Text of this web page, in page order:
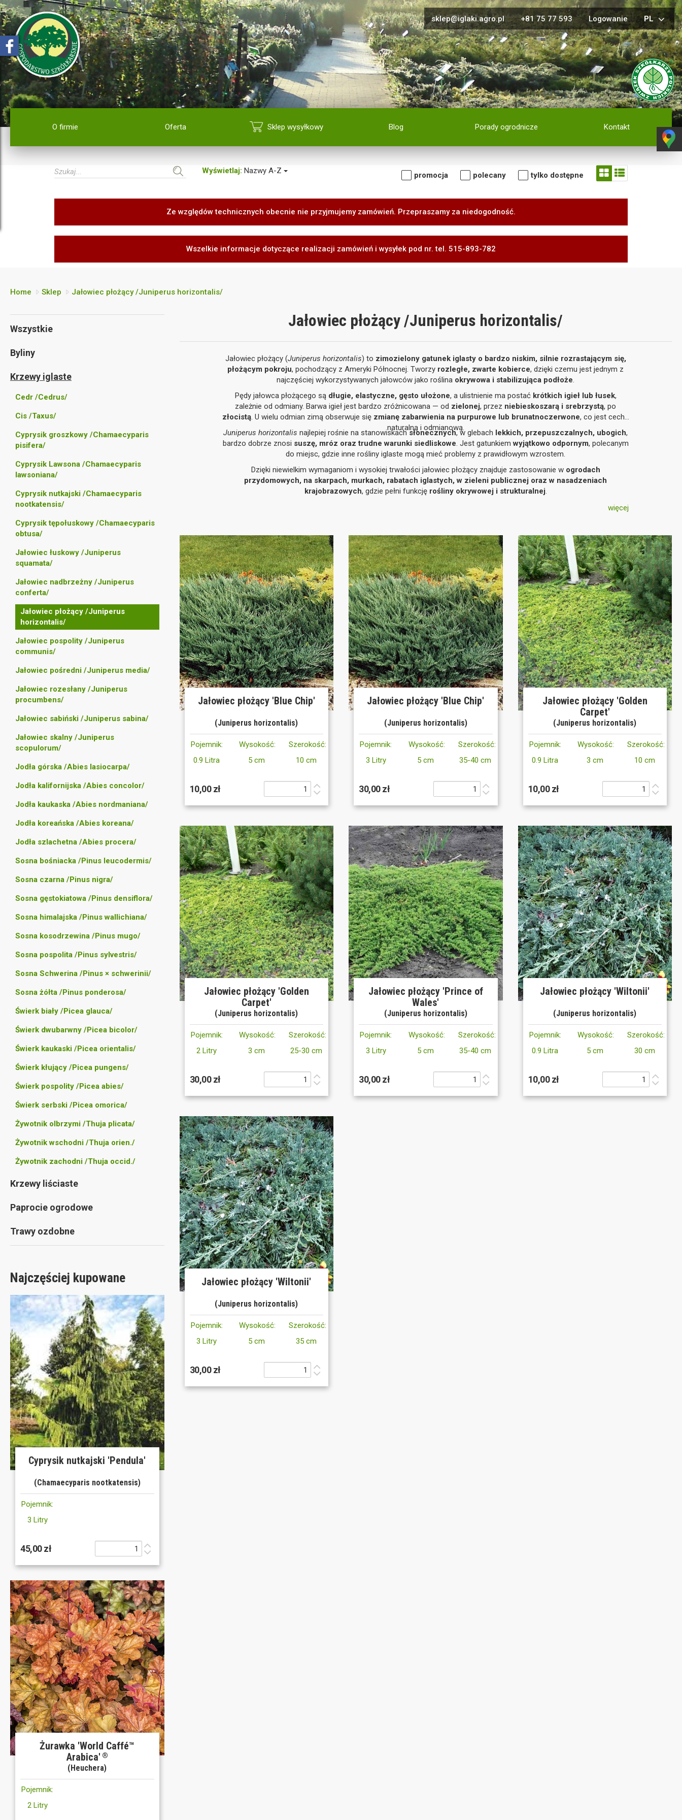
sklep@iglaki.agro.pl +81 75 77 593 Logowanie PL
O firmie Oferta Sklep wysyłkowy Blog Porady ogrodnicze Kontakt
Wyświetlaj: Nazwy A-Z promocja polecany tylko dostępne
Ze względów technicznych obecnie nie przyjmujemy zamówień. Przepraszamy za niedogodność.
Wszelkie informacje dotyczące realizacji zamówień i wysyłek pod nr. tel. 515-893-782
Home Sklep Jałowiec płożący /Juniperus horizontalis/
Wszystkie
Byliny
Krzewy iglaste
Cedr /Cedrus/
Cis /Taxus/
Cyprysik groszkowy /Chamaecyparis
pisifera/
Cyprysik Lawsona /Chamaecyparis
lawsoniana/
Cyprysik nutkajski /Chamaecyparis
nootkatensis/
Cyprysik tępołuskowy /Chamaecyparis
obtusa/
Jałowiec łuskowy /Juniperus
squamata/
Jałowiec nadbrzeżny /Juniperus
conferta/
Jałowiec płożący /Juniperus
horizontalis/
Jałowiec pospolity /Juniperus
communis/
Jałowiec pośredni /Juniperus media/
Jałowiec rozesłany /Juniperus
procumbens/
Jałowiec sabiński /Juniperus sabina/
Jałowiec skalny /Juniperus
scopulorum/
Jodła górska /Abies lasiocarpa/
Jodła kalifornijska /Abies concolor/
Jodła kaukaska /Abies nordmaniana/
Jodła koreańska /Abies koreana/
Jodła szlachetna /Abies procera/
Sosna bośniacka /Pinus leucodermis/
Sosna czarna /Pinus nigra/
Sosna gęstokiatowa /Pinus densiflora/
Sosna himalajska /Pinus wallichiana/
Sosna kosodrzewina /Pinus mugo/
Sosna pospolita /Pinus sylvestris/
Sosna Schwerina /Pinus × schwerinii/
Sosna żółta /Pinus ponderosa/
Świerk biały /Picea glauca/
Świerk dwubarwny /Picea bicolor/
Świerk kaukaski /Picea orientalis/
Świerk kłujący /Picea pungens/
Świerk pospolity /Picea abies/
Świerk serbski /Picea omorica/
Żywotnik olbrzymi /Thuja plicata/
Żywotnik wschodni /Thuja orien./
Żywotnik zachodni /Thuja occid./
Krzewy liściaste
Paprocie ogrodowe
Trawy ozdobne
Najczęściej kupowane
Cyprysik nutkajski 'Pendula'
(Chamaecyparis nootkatensis)
Pojemnik:
3 Litry
45,00 zł
Żurawka 'World Caffé™
Arabica' ®
(Heuchera)
Pojemnik:
2 Litry
Jałowiec płożący /Juniperus horizontalis/
Jałowiec płożący (Juniperus horizontalis) to zimozielony gatunek iglasty o bardzo niskim, silnie rozrastającym się,
płożącym pokroju, pochodzący z Ameryki Północnej. Tworzy rozległe, zwarte kobierce, dzięki czemu jest jednym z
najczęściej wykorzystywanych jałowców jako roślina okrywowa i stabilizująca podłoże.
Pędy jałowca płożącego są długie, elastyczne, gęsto ułożone, a ulistnienie ma postać krótkich igieł lub łusek,
zależnie od odmiany. Barwa igieł jest bardzo zróżnicowana — od zielonej, przez niebieskoszarą i srebrzystą, po
złocistą. U wielu odmian zimą obserwuje się zmianę zabarwienia na purpurowe lub brunatnoczerwone, co jest cechą
naturalną i odmianową.
Juniperus horizontalis najlepiej rośnie na stanowiskachsłonecznych, w glebach lekkich, przepuszczalnych, ubogich,
bardzo dobrze znosi suszę, mróz oraz trudne warunki siedliskowe. Jest gatunkiemwyjątkowo odpornym, polecanym
do miejsc, gdzie inne rośliny iglaste mogą mieć problemy z prawidłowym wzrostem.
Dzięki niewielkim wymaganiom i wysokiej trwałości jałowiec płożący znajduje zastosowanie w ogrodach
przydomowych, na skarpach, murkach, rabatach iglastych, w zieleni publicznej oraz w nasadzeniach
krajobrazowych, gdzie pełni funkcję rośliny okrywowej i strukturalnej.
więcej
Jałowiec płożący 'Blue Chip'
(Juniperus horizontalis)
Pojemnik:
0.9 Litra
Wysokość:
5 cm
Szerokość:
10 cm
10,00 zł
Jałowiec płożący 'Blue Chip'
(Juniperus horizontalis)
Pojemnik:
3 Litry
Wysokość:
5 cm
Szerokość:
35-40 cm
30,00 zł
Jałowiec płożący 'Golden
Carpet'
(Juniperus horizontalis)
Pojemnik:
0.9 Litra
Wysokość:
3 cm
Szerokość:
10 cm
10,00 zł
Jałowiec płożący 'Golden
Carpet'
(Juniperus horizontalis)
Pojemnik:
2 Litry
Wysokość:
3 cm
Szerokość:
25-30 cm
30,00 zł
Jałowiec płożący 'Prince of
Wales'
(Juniperus horizontalis)
Pojemnik:
3 Litry
Wysokość:
5 cm
Szerokość:
35-40 cm
30,00 zł
Jałowiec płożący 'Wiltonii'
(Juniperus horizontalis)
Pojemnik:
0.9 Litra
Wysokość:
5 cm
Szerokość:
30 cm
10,00 zł
Jałowiec płożący 'Wiltonii'
(Juniperus horizontalis)
Pojemnik:
3 Litry
Wysokość:
5 cm
Szerokość:
35 cm
30,00 zł